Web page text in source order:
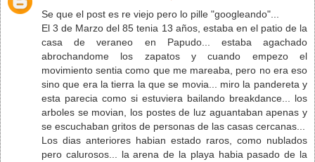
Se que el post es re viejo pero lo pille "googleando"...
El 3 de Marzo del 85 tenia 13 años, estaba en el patio de la
casa de veraneo en Papudo... estaba agachado
abrochandome los zapatos y cuando empezo el
movimiento sentia como que me mareaba, pero no era eso
sino que era la tierra la que se movia... miro la pandereta y
esta parecia como si estuviera bailando breakdance... los
arboles se movian, los postes de luz aguantaban apenas y
se escuchaban gritos de personas de las casas cercanas...
Los dias anteriores habian estado raros, como nublados
pero calurosos... la arena de la playa habia pasado de la